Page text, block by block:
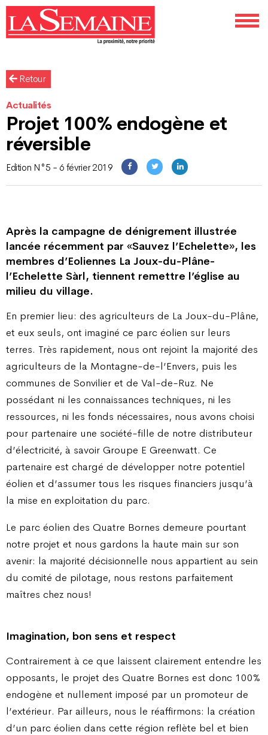
Retour
Actualités
Projet 100% endogène et
réversible
Edition N°5 - 6 février 2019
Après la campagne de dénigrement illustrée
lancée récemment par «Sauvez l’Echelette», les
membres d’Eoliennes La Joux-du-Plâne-
l’Echelette Sàrl, tiennent remettre l’église au
milieu du village.
En premier lieu: des agriculteurs de La Joux-du-Plâne,
et eux seuls, ont imaginé ce parc éolien sur leurs
terres. Très rapidement, nous ont rejoint la majorité des
agriculteurs de la Montagne-de-l’Envers, puis les
communes de Sonvilier et de Val-de-Ruz. Ne
possédant ni les connaissances techniques, ni les
ressources, ni les fonds nécessaires, nous avons choisi
pour partenaire une société-fille de notre distributeur
d’électricité, à savoir Groupe E Greenwatt. Ce
partenaire est chargé de développer notre potentiel
éolien et d’assumer tous les risques financiers jusqu’à
la mise en exploitation du parc.
Le parc éolien des Quatre Bornes demeure pourtant
notre projet et nous gardons la haute main sur son
avenir: la majorité décisionnelle nous appartient au sein
du comité de pilotage, nous restons parfaitement
maîtres chez nous!
Imagination, bon sens et respect
Contrairement à ce que laissent clairement entendre les
opposants, le projet des Quatre Bornes est donc 100%
endogène et nullement imposé par un promoteur de
l’extérieur. Par ailleurs, nous le réaffirmons: la création
d’un parc éolien dans cette région reflète bel et bien